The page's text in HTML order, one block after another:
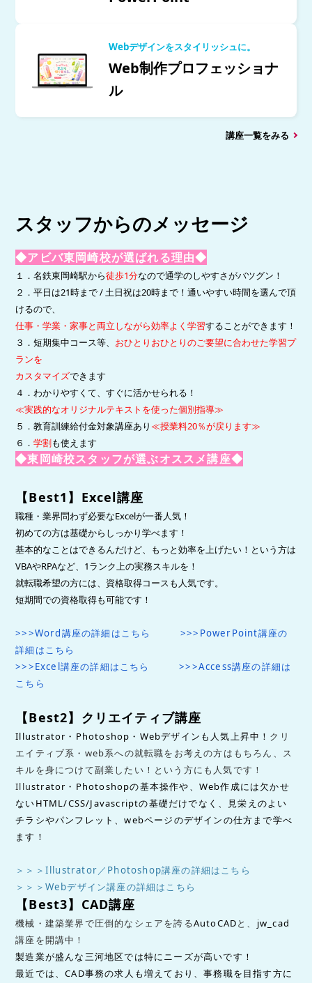
Webデザインをスタイリッシュに。
Web制作プロフェッショナ
ル
講座一覧をみる
スタッフからのメッセージ
◆アビバ東岡崎校が選ばれる理由◆
１．名鉄東岡崎駅から徒歩1分なので通学のしやすさがバツグン！
２．平日は21時まで / 土日祝は20時まで！通いやすい時間を選んで頂
けるので、
仕事・学業・家事と両立しながら効率よく学習することができます！
３．短期集中コース等、 おひとりおひとりのご要望に合わせた学習プ
ランを
カスタマイズできます
４．わかりやすくて、すぐに活かせられる！
≪実践的なオリジナルテキストを使った個別指導≫
５．教育訓練給付金対象講座あり ≪授業料20％が戻ります≫
６．学割も使えます
◆東岡崎校スタッフが選ぶオススメ講座◆
【Best1 】 Excel講座
職種・業界問わず必要なExcelが一番人気！
初めての方は基礎からしっかり学べます！
基本的なことはできるんだけど、もっと効率を上げたい！という方は
VBAやRPAなど、1ランク上の実務スキルを！
就転職希望の方には、資格取得コースも人気です。
短期間での資格取得も可能です！
>>>Word講座の詳細はこちら
>>>PowerPoint講座の
詳細はこちら
>>>Excel講座の詳細はこちら
>>>Access講座の詳細は
こちら
【Best2】クリエイティブ講座
Illustrator・Photoshop・Webデザインも人気上昇中！ クリ
エイティブ系・ web系への就転職をお考えの方はもちろん、ス
キルを身につけて副業したい！という方にも人気です！
Illustrator・Photoshopの基本操作や、Web作成には欠かせ
ないHTML/CSS/Javascriptの基礎だけでなく、見栄えのよい
チラシやパンフレット、webページのデザインの仕方まで学べ
ます！
＞＞＞Illustrator／Photoshop講座の詳細はこちら
＞＞＞Webデザイン講座の詳細はこちら
【Best3】 CAD講座
機械・建築業界で圧倒的なシェアを誇るAutoCADと、 jw_cad
講座を開講中！
製造業が盛んな三河地区では特にニーズが高いです！
最近では、CAD事務の求人も増えており、事務職を目指す方に